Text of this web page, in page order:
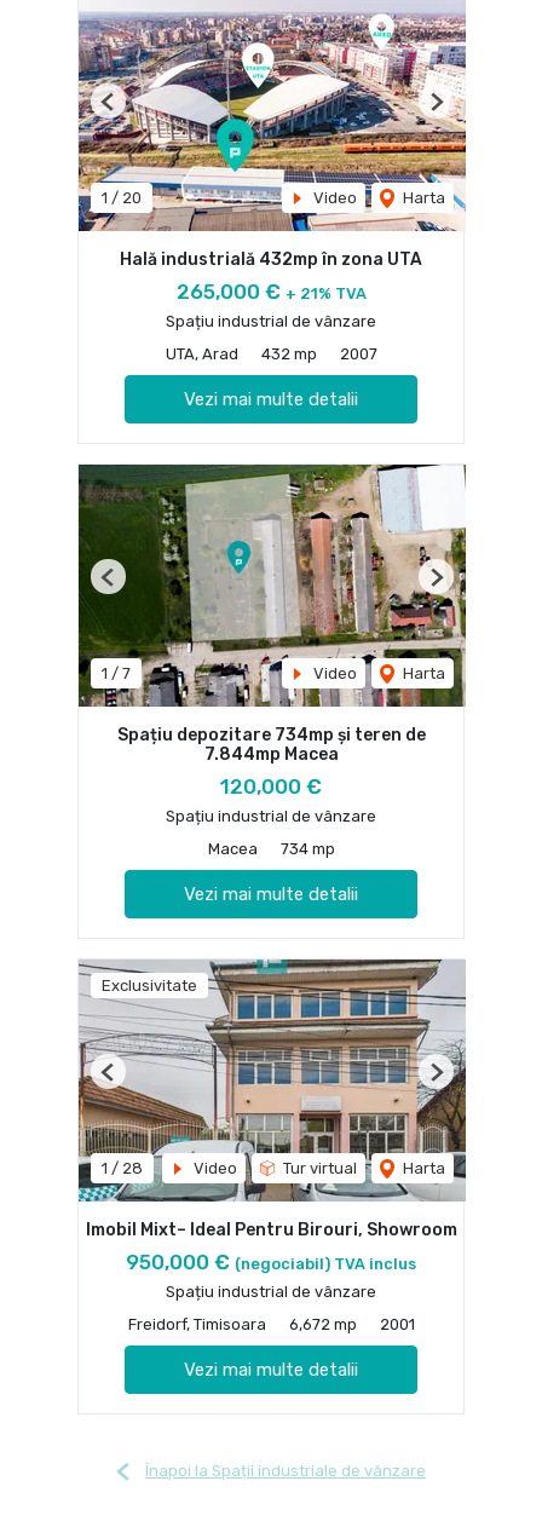
1 / 20 Video Harta
Previous Next
Hală industrială 432mp în zona UTA
265,000 € + 21% TVA
Spațiu industrial de vânzare
UTA, Arad
432 mp 2007
Vezi mai multe detalii
1 / 7 Video Harta
Previous Next
Spațiu depozitare 734mp și teren de
7.844mp Macea
120,000 €
Spațiu industrial de vânzare
Macea
734 mp
Vezi mai multe detalii
Exclusivitate
1 / 28 Video Tur virtual Harta
Previous Next
Imobil Mixt– Ideal Pentru Birouri, Showroom
950,000 € (negociabil) TVA inclus
Spațiu industrial de vânzare
Freidorf, Timisoara
6,672 mp 2001
Vezi mai multe detalii
Înapoi la Spații industriale de vânzare